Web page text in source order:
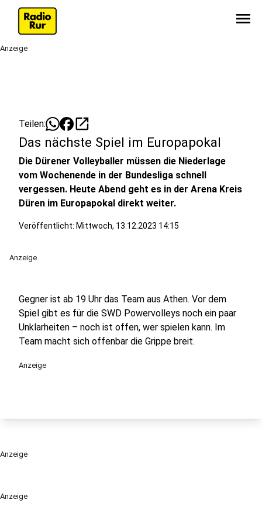
menu
Anzeige
Anzeige
Teilen: open_in_new
Das nächste Spiel im Europapokal
Die Dürener Volleyballer müssen die Niederlage
vom Wochenende in der Bundesliga schnell
vergessen. Heute Abend geht es in der Arena Kreis
Düren im Europapokal direkt weiter.
Veröffentlicht: Mittwoch, 13.12.2023 14:15
Anzeige
Gegner ist ab 19 Uhr das Team aus Athen. Vor dem
Spiel gibt es für die SWD Powervolleys noch ein paar
Unklarheiten – noch ist offen, wer spielen kann. Im
Team macht sich offenbar die Grippe breit.
Anzeige
Anzeige